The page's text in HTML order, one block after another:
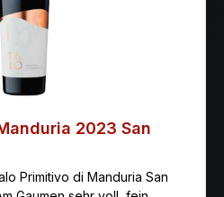
2023 San
Primitivo di Manduria San